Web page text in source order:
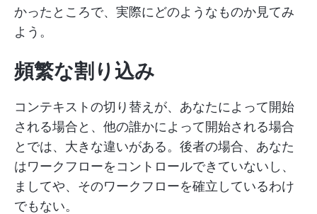
かったところで、実際にどのようなものか見てみ
よう。
頻繁な割り込み
コンテキストの切り替えが、あなたによって開始
される場合と、他の誰かによって開始される場合
とでは、大きな違いがある。後者の場合、あなた
はワークフローをコントロールできていないし、
ましてや、そのワークフローを確立しているわけ
でもない。